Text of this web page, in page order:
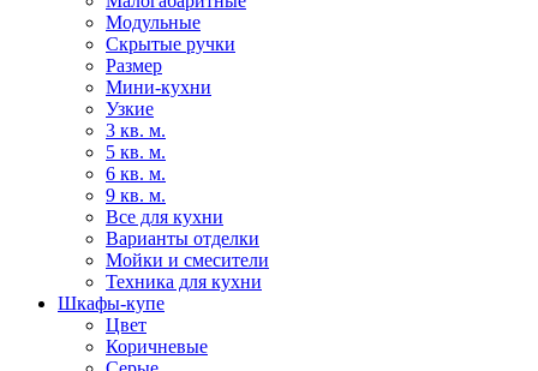
Модульные
Скрытые ручки
Размер
Мини-кухни
Узкие
3 кв. м.
5 кв. м.
6 кв. м.
9 кв. м.
Все для кухни
Варианты отделки
Мойки и смесители
Техника для кухни
Шкафы-купе
Цвет
Коричневые